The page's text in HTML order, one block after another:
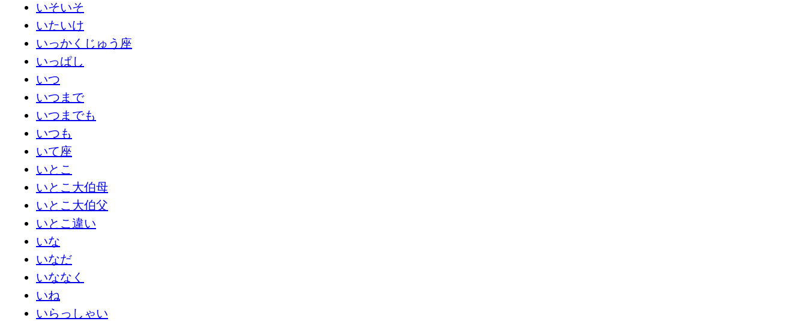
いそいそ
いたいけ
いっかくじゅう座
いっぱし
いつ
いつまで
いつまでも
いつも
いて座
いとこ
いとこ大伯母
いとこ大伯父
いとこ違い
いな
いなだ
いななく
いね
いらっしゃい